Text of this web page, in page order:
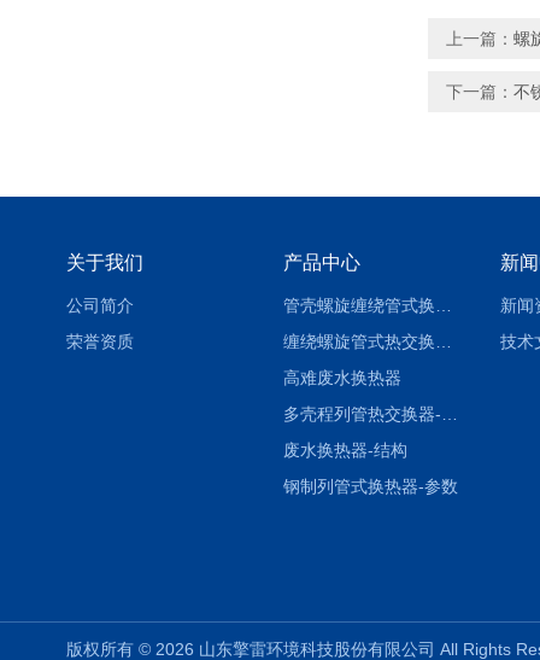
上一篇： 螺
下一篇： 不
关于我们
公司简介
荣誉资质
产品中心
高难废水换热器
废水换热器-结构
钢制列管式换热器-参数
新
新闻
技术
版权所有 © 2026 山东擎雷环境科技股份有限公司 All